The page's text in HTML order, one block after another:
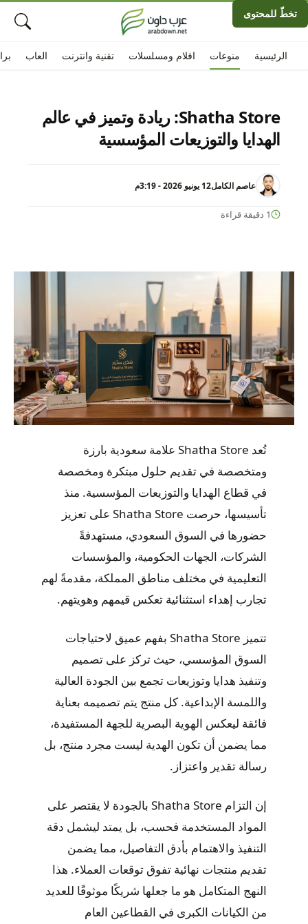
تخطّ للمحتوى
الرئيسية افلام ومسلسلات تقنية وانترنت العاب منوعات
Shatha Store: ريادة وتميز في عالم
الهدايا والتوزيعات المؤسسية
عاصم الكامل12 يونيو 2026 - 3:19م
1 دقيقة قراءة
تُعد Shatha Store علامة سعودية بارزة
ومتخصصة في تقديم حلول مبتكرة ومخصصة
في قطاع الهدايا والتوزيعات المؤسسية. منذ
تأسيسها، حرصت Shatha Store على تعزيز
حضورها في السوق السعودي، مستهدفةً
الشركات، الجهات الحكومية، والمؤسسات
التعليمية في مختلف مناطق المملكة، مقدمةً لهم
تجارب إهداء استثنائية تعكس قيمهم وهويتهم.
تتميز Shatha Store بفهم عميق لاحتياجات
السوق المؤسسي، حيث تركز على تصميم
وتنفيذ هدايا وتوزيعات تجمع بين الجودة العالية
واللمسة الإبداعية. كل منتج يتم تصميمه بعناية
فائقة ليعكس الهوية البصرية للجهة المستفيدة،
مما يضمن أن تكون الهدية ليست مجرد منتج، بل
رسالة تقدير واعتزاز.
إن التزام Shatha Store بالجودة لا يقتصر على
المواد المستخدمة فحسب، بل يمتد ليشمل دقة
التنفيذ والاهتمام بأدق التفاصيل، مما يضمن
تقديم منتجات نهائية تفوق توقعات العملاء. هذا
النهج المتكامل هو ما جعلها شريكًا موثوقًا للعديد
من الكيانات الكبرى في القطاعين العام